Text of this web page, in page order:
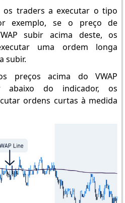
os traders a executar o tipo
exemplo, se o preço de
subir acima deste, os
uma ordem longa
subir.
preços acima do VWAP
abaixo do indicador, os
ordens curtas à medida